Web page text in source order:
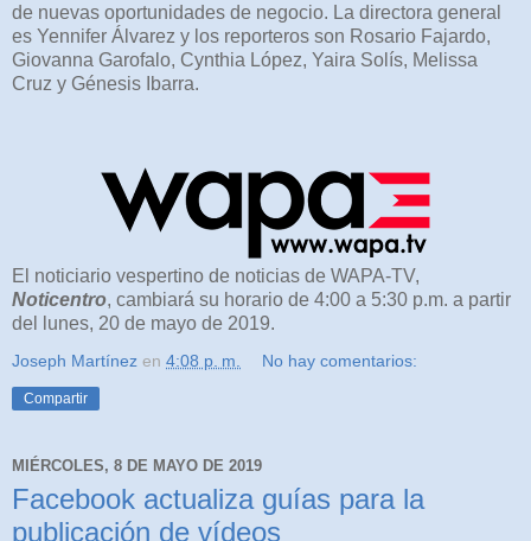
de nuevas oportunidades de negocio. La directora general
es Yennifer Álvarez y los reporteros son Rosario Fajardo,
Giovanna Garofalo, Cynthia López, Yaira Solís, Melissa
Cruz y Génesis Ibarra.
El noticiario vespertino de noticias de WAPA-TV,
Noticentro, cambiará su horario de 4:00 a 5:30 p.m. a partir
del lunes, 20 de mayo de 2019.
Joseph Martínez en 4:08 p. m. No hay comentarios:
Compartir
MIÉRCOLES, 8 DE MAYO DE 2019
Facebook actualiza guías para la
publicación de vídeos